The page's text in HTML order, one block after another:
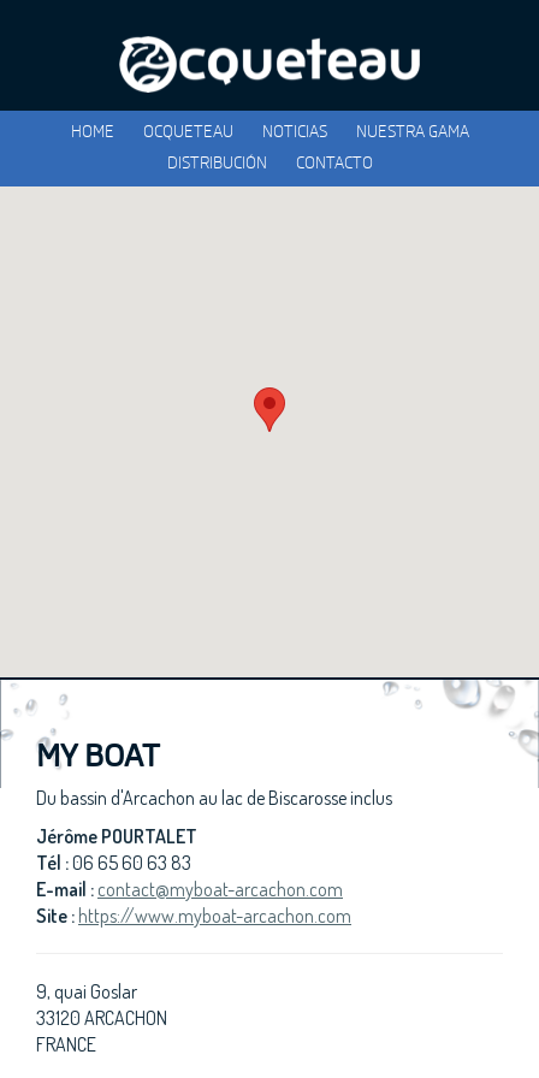
HOME OCQUETEAU NOTICIAS
NUESTRA GAMA
DISTRIBUCIÓN
CONTACTO
MY BOAT
Du bassin d'Arcachon au lac de Biscarosse inclus
Jérôme POURTALET
Tél :06 65 60 63 83
E-mail : contact@myboat-arcachon.com
Site : https://www.myboat-arcachon.com
9, quai Goslar
33120 ARCACHON
FRANCE